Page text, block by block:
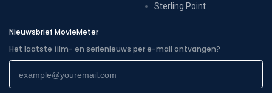
Sterling Point
Nieuwsbrief MovieMeter
Het laatste film- en serienieuws per e-mail ontvangen?